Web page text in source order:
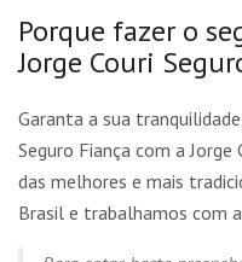
Porque fazer o
Jorge Couri
Garanta a sua
Seguro Fiança com a Jorge
das melhores e mais
Brasil e trabalhamos com